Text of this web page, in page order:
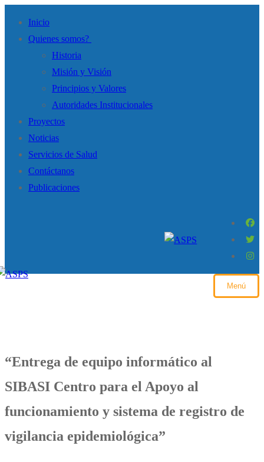
Inicio
Quienes somos?
Historia
Misión y Visión
Principios y Valores
Autoridades Institucionales
Proyectos
Noticias
Servicios de Salud
Contáctanos
Publicaciones
Menú
“Entrega de equipo informático al
SIBASI Centro para el Apoyo al
funcionamiento y sistema de registro de
vigilancia epidemiológica”